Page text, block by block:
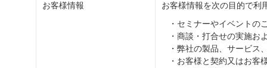
お客様情報
お客様情報を次の目的で利
・セミナーやイベントの
・商談・打合せの実施お
・弊社の製品、サービス
・お客様と契約又はお客